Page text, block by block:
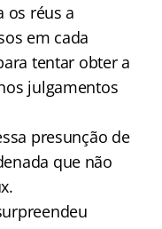
os réus a
em cada
tentar obter a
julgamentos
presunção de
que não